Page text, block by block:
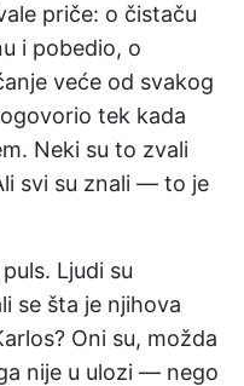
priče: o čistaču
i pobedio, o
veće od svakog
tek kada
Neki su to zvali
svi su znali — to je
Ljudi su
se šta je njihova
Oni su, možda
nije u ulozi — nego